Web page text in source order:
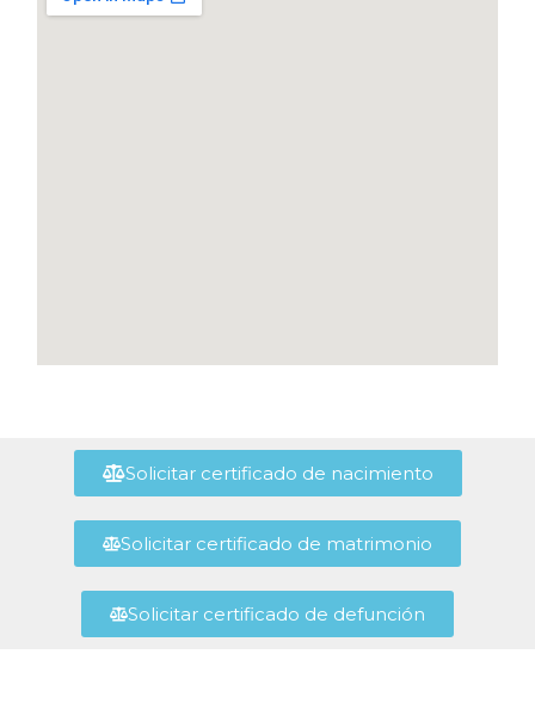
Solicitar certificado de nacimiento
Solicitar certificado de matrimonio
Solicitar certificado de defunción